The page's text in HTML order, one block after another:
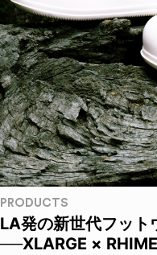
PRODUCTS
LA発の新世代フット
──XLARGE × RHIME